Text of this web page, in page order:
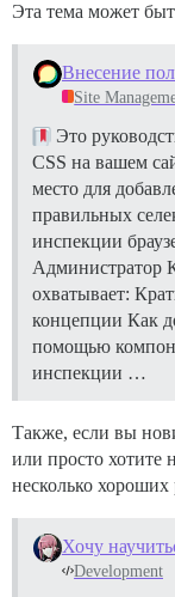
Эта тема может
Site
Это
CSS на вашем
место для
правильных
инспекции
Администратор
охватывает:
концепции Как
помощью
инспекции …
Также, если вы
или просто хотите
несколько хороших
Хочу
Development